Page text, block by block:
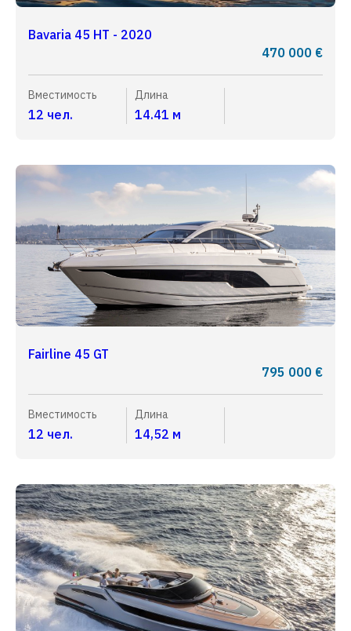
Bavaria 45 HT - 2020
470 000 €
Вместимость
12 чел.
Длина
14.41 м
Fairline 45 GT
795 000 €
Вместимость
12 чел.
Длина
14,52 м